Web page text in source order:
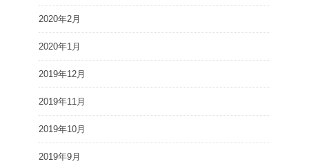
2020年2月
2020年1月
2019年12月
2019年11月
2019年10月
2019年9月